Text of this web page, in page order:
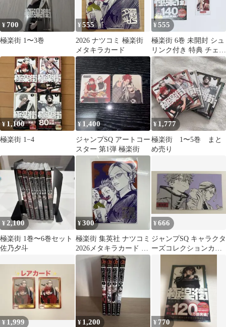
¥700
極楽街 1〜3巻
¥555
2026 ナツコミ 極楽街
メタキラカード
¥555
極楽街 6巻 未開封 シュ
リンク付き 特典 チェキ
ナツコミ ステッカー カ
ード
¥1,100
極楽街 1−4
¥ 1,400
ジャンプSQ アートコー
スター 第1弾 極楽街
¥1,777
極楽街 1〜5巻 まと
め売り
¥2,100
極楽街 1巻〜6巻セット
佐乃夕斗
¥300
極楽街 集英社 ナツコミ
2026メタキラカード 特
典カード 夏コミ
¥666
ジャンプSQ キャラクタ
ーズコレクションカー
¥1,999 ¥ 1,200 ¥ 770